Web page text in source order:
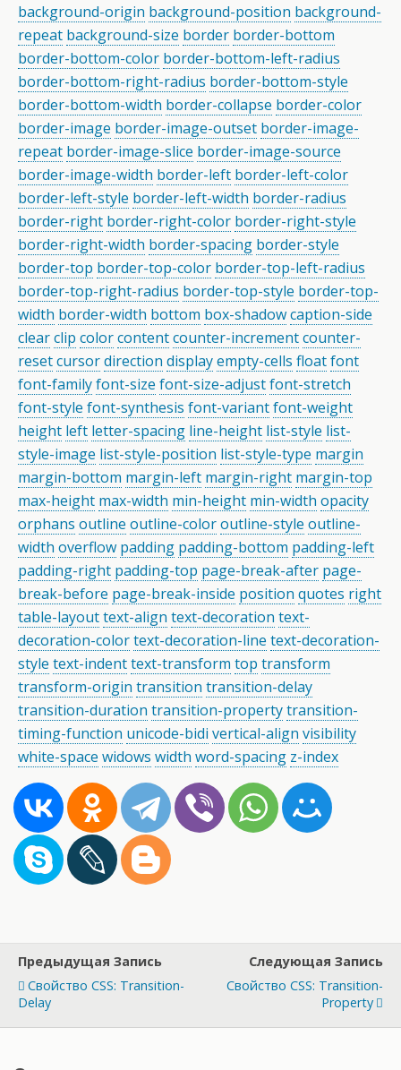
background-origin background-position background-
repeat background-size border border-bottom
border-bottom-color border-bottom-left-radius
border-bottom-right-radius border-bottom-style
border-bottom-width border-collapse border-color
border-image border-image-outset border-image-
repeat border-image-slice border-image-source
border-image-width border-left border-left-color
border-left-style border-left-width border-radius
border-right border-right-color border-right-style
border-right-width border-spacing border-style
border-top border-top-color border-top-left-radius
border-top-right-radius border-top-style border-top-
width border-width bottom box-shadowcaption-side
clearclip colorcontentcounter-incrementcounter-
resetcursordirection displayempty-cells floatfont
font-familyfont-size font-size-adjustfont-stretch
font-style font-synthesis font-variantfont-weight
height left letter-spacing line-height list-style list-
style-image list-style-position list-style-type margin
margin-bottom margin-left margin-right margin-top
max-height max-width min-height min-width opacity
orphans outline outline-coloroutline-style outline-
width overflow padding padding-bottom padding-left
padding-right padding-top page-break-after page-
break-before page-break-inside position quotes right
table-layouttext-align text-decoration text-
decoration-colortext-decoration-line text-decoration-
style text-indenttext-transform top transform
transform-origin transition transition-delay
transition-duration transition-propertytransition-
timing-function unicode-bidi vertical-align visibility
white-space widows width word-spacing z-index
Предыдущая Запись
Свойство CSS: Transition-
Delay
Следующая Запись
Свойство CSS: Transition-
Property